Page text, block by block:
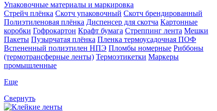
Упаковочные материалы и маркировка
Стрейч плёнка Скотч упаковочный Скотч брендированный
Полиэтиленовая плёнка Диспенсер для скотча Картонные
коробки Гофрокартон Крафт бумага Стреппинг лента Мешки
Пакеты Пузырчатая плёнка Пленка термоусадочная ПОФ
Вспененный полиэтилен НПЭ Пломбы номерные Риббоны
(термотрансферные ленты) Термоэтикетки Маркеры
промышленные
Еще
Свернуть